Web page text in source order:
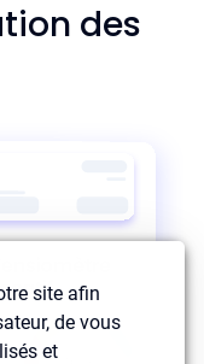
site afin
de vous
et
des